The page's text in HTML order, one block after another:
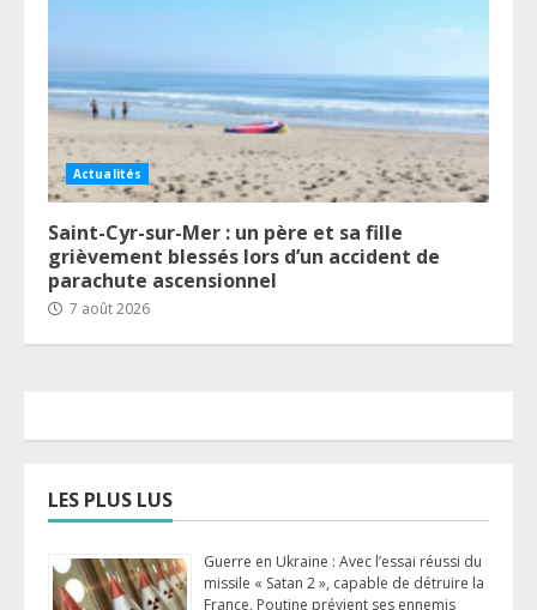
Actualités
Saint-Cyr-sur-Mer : un père et sa fille
grièvement blessés lors d’un accident de
parachute ascensionnel
7 août 2026
LES PLUS LUS
Guerre en Ukraine : Avec l’essai réussi du
missile « Satan 2 », capable de détruire la
France, Poutine prévient ses ennemis